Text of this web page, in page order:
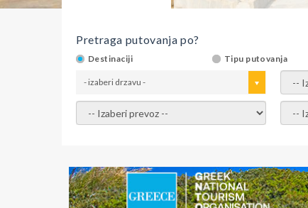
Pretraga putovanja po?
Destinaciji Tipu putovanja
- izaberi drzavu - -
- izaberi prevoz - -